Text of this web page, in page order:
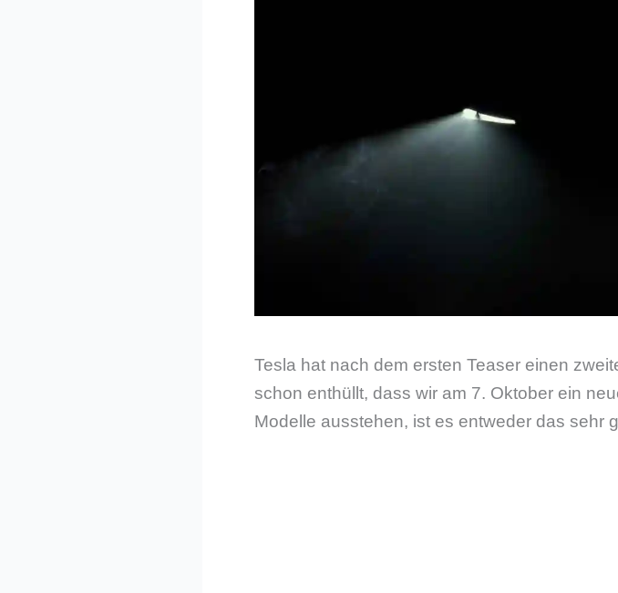
Tesla hat nach dem ersten Teaser einen
schon enthüllt, dass wir am 7. Oktober ein
Modelle ausstehen, ist es entweder das sehr